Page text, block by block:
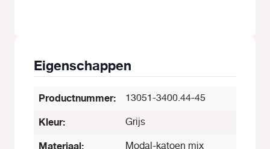
Eigenschappen
Productnummer: 13051-3400.44-45
Kleur: Grijs